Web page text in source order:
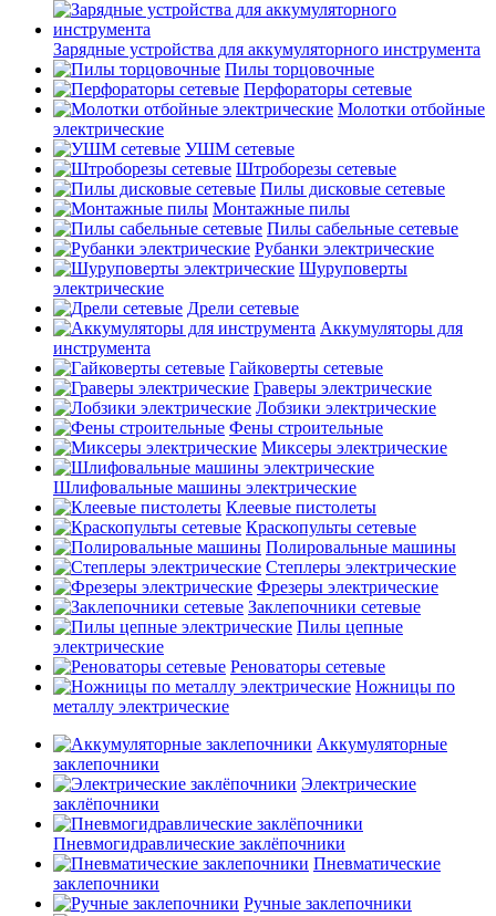
Зарядные устройства для аккумуляторного инструмента
Пилы торцовочные
Перфораторы сетевые
Молотки отбойные
электрические
УШМ сетевые
Штроборезы сетевые
Пилы дисковые сетевые
Монтажные пилы
Пилы сабельные сетевые
Рубанки электрические
Шуруповерты
электрические
Дрели сетевые
Аккумуляторы для
инструмента
Гайковерты сетевые
Граверы электрические
Лобзики электрические
Фены строительные
Миксеры электрические
Шлифовальные машины электрические
Клеевые пистолеты
Краскопульты сетевые
Полировальные машины
Степлеры электрические
Фрезеры электрические
Заклепочники сетевые
Пилы цепные
электрические
Реноваторы сетевые
Ножницы по
металлу электрические
Аккумуляторные
заклепочники
Электрические
заклёпочники
Пневмогидравлические заклёпочники
Пневматические
заклепочники
Ручные заклепочники